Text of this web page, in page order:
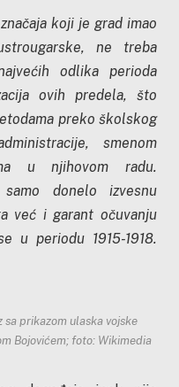
koji je grad imao
ne treba
odlika perioda
ovih predela, što
preko školskog
smenom
u njihovom radu.
donelo izvesnu
već i garant očuvanju
u periodu 1915-1918.
prikazom ulaska vojske
Bojovićem; foto: Wikimedia